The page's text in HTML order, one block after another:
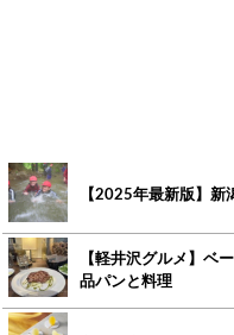
【2025年最新版】
【軽井沢グルメ】ベ
品パンと料理